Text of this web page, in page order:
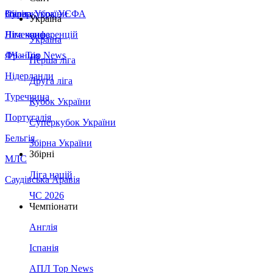
Збірна України
Італія
Німеччина
Франція
Нідерланди
Туреччина
Португалія
Бельгія
МЛС
Саудівська Аравія
Суперкубок УЄФА
Ліга конференцій
ЛЧ - Top News
Україна
Україна
Перша ліга
Друга ліга
Кубок України
Суперкубок України
Збірна України
Збірні
Ліга націй
ЧС 2026
Чемпіонати
Англія
Іспанія
АПЛ Top News